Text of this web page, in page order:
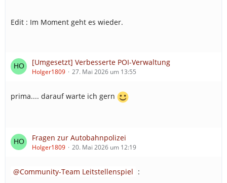
Edit : Im Moment geht es wieder.
[Umgesetzt] Verbesserte POI-Verwaltung
Holger1809 27. Mai 2026 um 13:55
prima.... darauf warte ich gern
Fragen zur Autobahnpolizei
Holger1809 20. Mai 2026 um 12:19
Community-Team Leitstellenspiel :